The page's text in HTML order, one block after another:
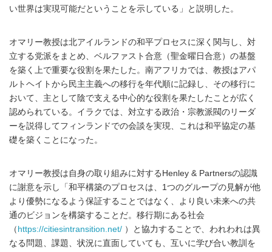
い世界は実現可能だということを示している」と説明した。
オマリー教授は北アイルランドの和平プロセスに深く関与し、対
立する党派をまとめ、ベルファスト合意（聖金曜日合意）の基盤
を築く上で重要な役割を果たした。南アフリカでは、教授はアパ
ルトヘイトから民主主義への移行を年代順に記録し、その移行に
おいて、主として陰で支える中心的な役割を果たしたことが広く
認められている。イラクでは、対立する政治・宗教派閥のリーダ
ーを説得してフィンランドでの会談を実現、これは和平協定の基
礎を築くことになった。
オマリー教授は自身の取り組みに対するHenley & Partnersの認識
に謝意を示し「和平構築のプロセスは、1つのグループの見解が他
より優勢になるよう保証することではなく、より良い未来への共
通のビジョンを構築することだ。移行期にある社会
（ https://citiesintransition.net/ ）と協力することで、われわれは異
なる問題、課題、状況に直面していても、互いに学び合い教訓を